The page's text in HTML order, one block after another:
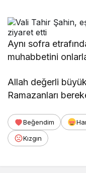
Aynı sofra
muhabbetini
Allah değerli
Ramazanları
Beğendim
Kızgın